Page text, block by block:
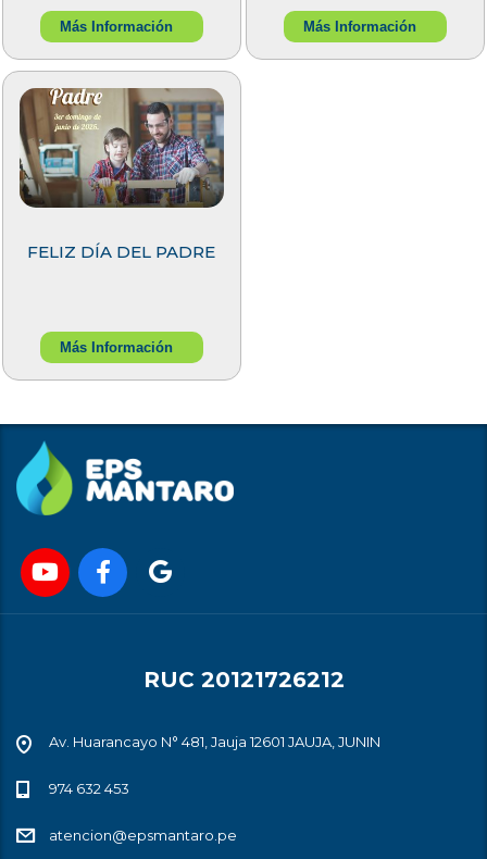
Más Información Más Información
FELIZ DÍA DEL PADRE
Más Información
RUC 20121726212
Av. Huarancayo N° 481, Jauja 12601 JAUJA, JUNIN
974 632 453
atencion@epsmantaro.pe